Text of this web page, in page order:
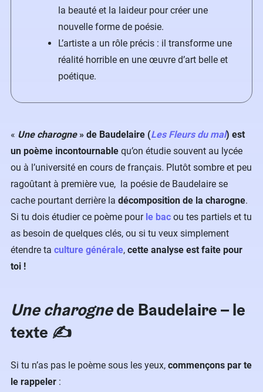
la beauté et la laideur pour créer une
nouvelle forme de poésie.
L’artiste a un rôle précis : il transforme une
réalité horrible en une œuvre d’art belle et
poétique.
« Une charogne» de Baudelaire (Les Fleurs du mal) est
un poème incontournable qu’on étudie souvent au lycée
ou à l’université en cours de français. Plutôt sombre et peu
ragoûtant à première vue, la poésie de Baudelaire se
cache pourtant derrière la décomposition de la charogne.
Si tu dois étudier ce poème pour le bac ou tes partiels et tu
as besoin de quelques clés, ou si tu veux simplement
étendre ta culture générale, cette analyse est faite pour
toi !
Une charognede Baudelaire – le
texte ✍️
Si tu n’as pas le poème sous les yeux, commençons par te
le rappeler :